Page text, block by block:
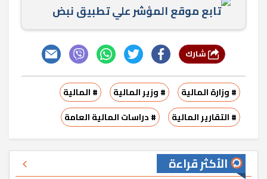
تابع موقع المؤشر علي تطبيق نبض
# وزارة المالية # وزير المالية
# المالية
# التقارير المالية
# دراسات المالية العامة
الأكثر قراءة